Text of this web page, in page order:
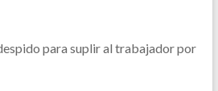
para suplir al trabajador por